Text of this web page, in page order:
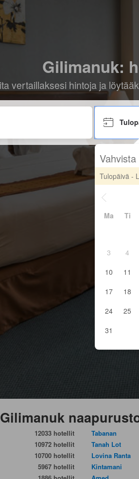
Gilimanuk:
vertaillaksesi hintoja ja
Tulopäivä -
Ma Ti
3
4
10
11
17
18
24
25
31
12033 hotellit
10972 hotellit
10700 hotellit
5967 hotellit
Tabanan
Tanah Lot
Lovina Ranta
Kintamani